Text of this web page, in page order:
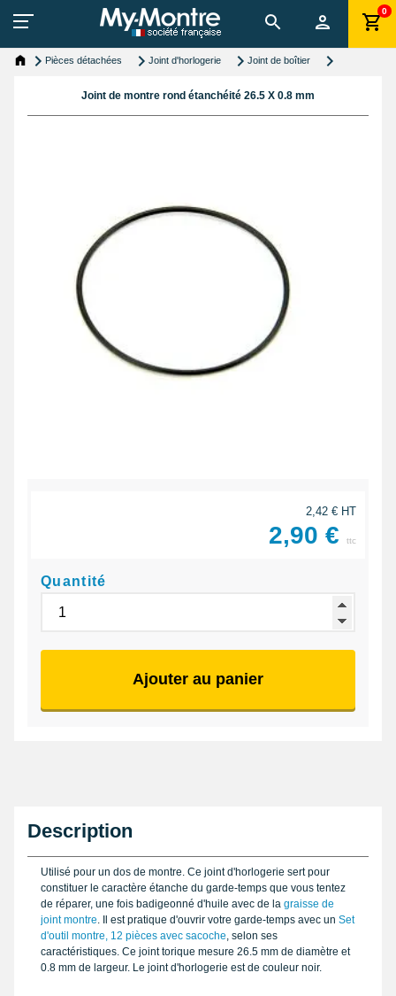
0
Pièces détachées Joint d'horlogerie Joint de boîtier
Joint de montre rond étanchéité 26.5 X 0.8 mm
2,42 € HT
2,90 € ttc
Quantité
Ajouter au panier
Description
Utilisé pour un dos de montre. Ce joint d'horlogerie sert pour
constituer le caractère étanche du garde-temps que vous tentez
de réparer, une fois badigeonné d'huile avec de la graisse de
joint montre. Il est pratique d'ouvrir votre garde-temps avec un Set
d'outil montre, 12 pièces avec sacoche, selon ses
caractéristiques. Ce joint torique mesure 26.5 mm de diamètre et
0.8 mm de largeur. Le joint d'horlogerie est de couleur noir.